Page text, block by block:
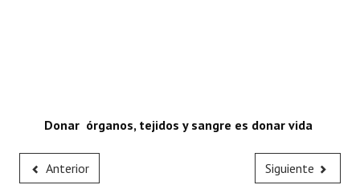
Donar órganos, tejidos y sangre es donar vida
Anterior Siguiente